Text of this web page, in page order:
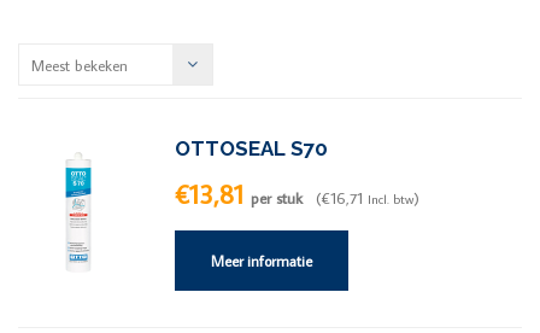
Meest bekeken
OTTOSEAL S70
€13,81 per stuk (€16,71 Incl. btw)
Meer informatie